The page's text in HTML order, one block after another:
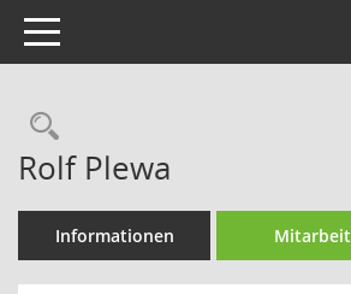
Toggle navigation
Rechercheauswahl
Rolf Plewa
Informationen Mitarbeit